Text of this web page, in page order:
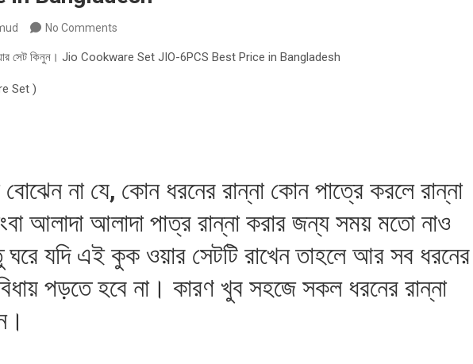
No Comments
সেট কিনুন। Jio Cookware Set JIO-6PCS Best Price in Bangladesh
Set )
বোঝেন না যে, কোন ধরনের রান্না কোন পাত্রে করলে রান্না
আলাদা আলাদা পাত্র রান্না করার জন্য সময় মতো নাও
যদি এই কুক ওয়ার সেটটি রাখেন তাহলে আর সব ধরনের
পড়তে হবে না। কারণ খুব সহজে সকল ধরনের রান্না